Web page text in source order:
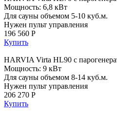
Мощность: 6,8 кВт
Для сауны объемом 5-10 куб.м.
Нужен пульт управления
196 560 Р
Купить
HARVIA Virta HL90 с
Мощность: 9 кВт
Для сауны объемом 8-14 куб.м.
Нужен пульт управления
206 270 Р
Купить